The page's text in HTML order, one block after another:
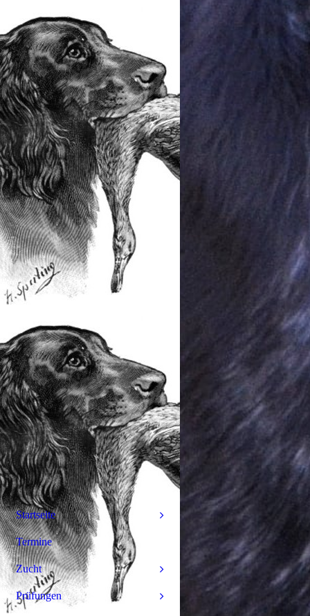
Startseite
Termine
Zucht
Prüfungen